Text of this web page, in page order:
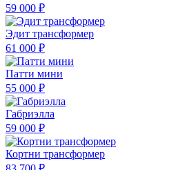
59 000 ₽
Эдит трансформер
61 000 ₽
Патти мини
55 000 ₽
Габриэлла
59 000 ₽
Кортни трансформер